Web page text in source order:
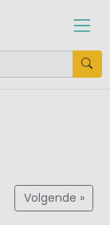
Volgende »